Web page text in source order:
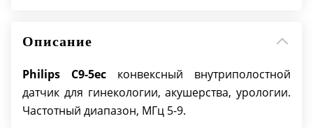
Описание
Philips C9-5ec конвексный внутриполостной
датчик для гинекологии, акушерства, урологии.
Частотный диапазон, МГц 5-9.